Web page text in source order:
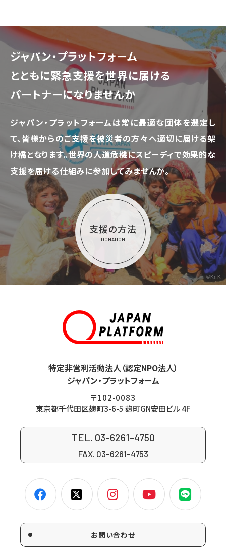
ジャパン・プラットフォーム
とともに緊急支援を世界に届ける
パートナーになりませんか
ジャパン・プラットフォームは常に最適な団体を選定し
て、皆様からのご支援を被災者の方々へ適切に届ける架
け橋となります。世界の人道危機にスピーディで効果的な
支援を届ける仕組みに参加してみませんか。
支援の方法
DONATION
©KnK
特定非営利活動法人（認定NPO法人）
ジャパン・プラットフォーム
〒102-0083
東京都千代田区麹町3-6-5 麹町GN安田ビル 4F
TEL. 03-6261-4750
FAX. 03-6261-4753
お問い合わせ